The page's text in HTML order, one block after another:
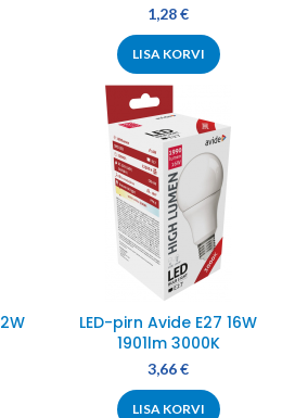
1,28€
LISA KORVI
LED-pirn Avide E27 16W
1901lm 3000K
3,66€
LISA KORVI